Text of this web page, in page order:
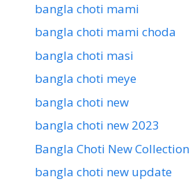
bangla choti mami
bangla choti mami choda
bangla choti masi
bangla choti meye
bangla choti new
bangla choti new 2023
Bangla Choti New Collection
bangla choti new update